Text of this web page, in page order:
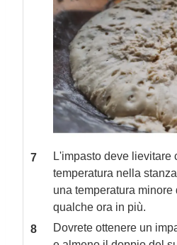
L'impasto deve lievitare
temperatura nella
una temperatura
qualche ora in più.
Dovrete ottenere un